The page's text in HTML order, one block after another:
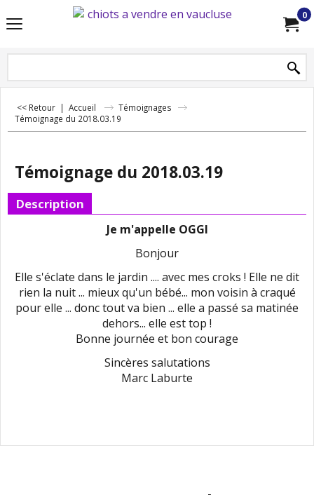
0
<< Retour | Accueil
Témoignages
Témoignage du 2018.03.19
Témoignage du 2018.03.19
Description
Je m'appelle OGGI
Bonjour
Elle s'éclate dans le jardin .... avec mes croks ! Elle ne dit
rien la nuit ... mieux qu'un bébé... mon voisin à craqué
pour elle ... donc tout va bien ... elle a passé sa matinée
dehors... elle est top !
Bonne journée et bon courage
Sincères salutations
Marc Laburte